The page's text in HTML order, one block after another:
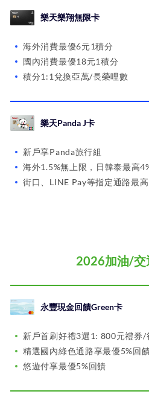
樂天樂翔無限卡
海外消費最優6元1積分
國內消費最優18元1積分
積分1:1兌換亞萬/長榮哩數
樂天Panda J卡
新戶享Panda旅行組
海外1.5%無上限，日韓泰最高
街口、LINE Pay等指定通路最
2026加油/交
永豐現金回饋Green卡
新戶首刷好禮3選1: 800元禮券/
精選國內綠色通路享最優5%回
悠遊付享最優5%回饋